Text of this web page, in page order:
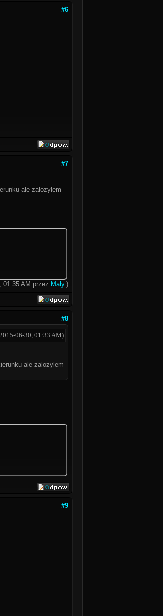
#6
#7
ale zalozylem
01:35 AM przez Maly.)
#8
06-30, 01:33 AM)
ale zalozylem
#9